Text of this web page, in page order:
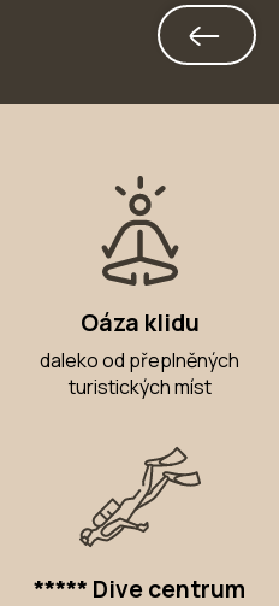
Oáza klidu
daleko od přeplněných
turistických míst
***** Dive centrum